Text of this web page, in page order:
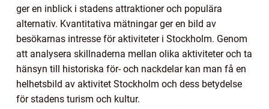
ger en inblick i stadens attraktioner och populära
alternativ. Kvantitativa mätningar ger en bild av
besökarnas intresse för aktiviteter i Stockholm. Genom
att analysera skillnaderna mellan olika aktiviteter och ta
hänsyn till historiska för- och nackdelar kan man få en
helhetsbild av aktivitet Stockholm och dess betydelse
för stadens turism och kultur.